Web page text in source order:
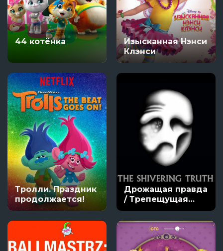
44 котёнка
Изысканная Нэнси
Клэнси
Тролли. Праздник
продолжается!
Дрожащая правда
/ Трепещущая
правда